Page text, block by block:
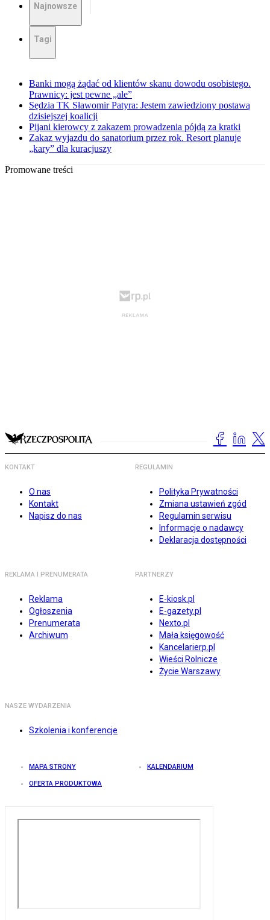
Najnowsze
Tagi
Banki mogą żądać od klientów skanu dowodu osobistego.
Prawnicy: jest pewne „ale”
Sędzia TK Sławomir Patyra: Jestem zawiedziony postawą
dzisiejszej koalicji
Pijani kierowcy z zakazem prowadzenia pójdą za kratki
Zakaz wyjazdu do sanatorium przez rok. Resort planuje
„kary” dla kuracjuszy
Promowane treści
KONTAKT
O nas
Kontakt
Napisz do nas
REGULAMIN
Polityka Prywatności
Zmiana ustawień zgód
Regulamin serwisu
Informacje o nadawcy
Deklaracja dostępności
REKLAMA I PRENUMERATA
Reklama
Ogłoszenia
Prenumerata
Archiwum
PARTNERZY
E-kiosk.pl
E-gazety.pl
Nexto.pl
Mała księgowość
Kancelarierp.pl
Wieści Rolnicze
Życie Warszawy
NASZE WYDARZENIA
Szkolenia i konferencje
MAPA STRONY KALENDARIUM
OFERTA PRODUKTOWA